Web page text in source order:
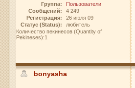
Группа:
Пользователи
Сообщений:
4 249
Регистрация:
26 июля 09
Статус (Status):
любитель
Количество пекинесов (Quantity of
Pekineses):1
bonyasha